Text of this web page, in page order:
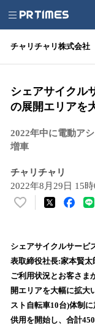
チャリチャリ株式会社
シェアサイクル
の展開エリアを
2022年中に電動ア
増車
チャリチャリ
2022年8月29日 15
い
！
数
を
読
込
み
シェアサイクルサービ
表取締役社長:家本賢
ご利用状況とお客さま
開エリアを大幅に拡大
スト自転車10台)体制
供用を開始し、合計